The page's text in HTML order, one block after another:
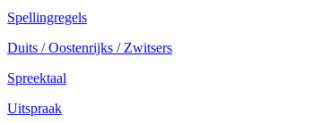
Spellingregels
Duits / Oostenrijks / Zwitsers
Spreektaal
Uitspraak